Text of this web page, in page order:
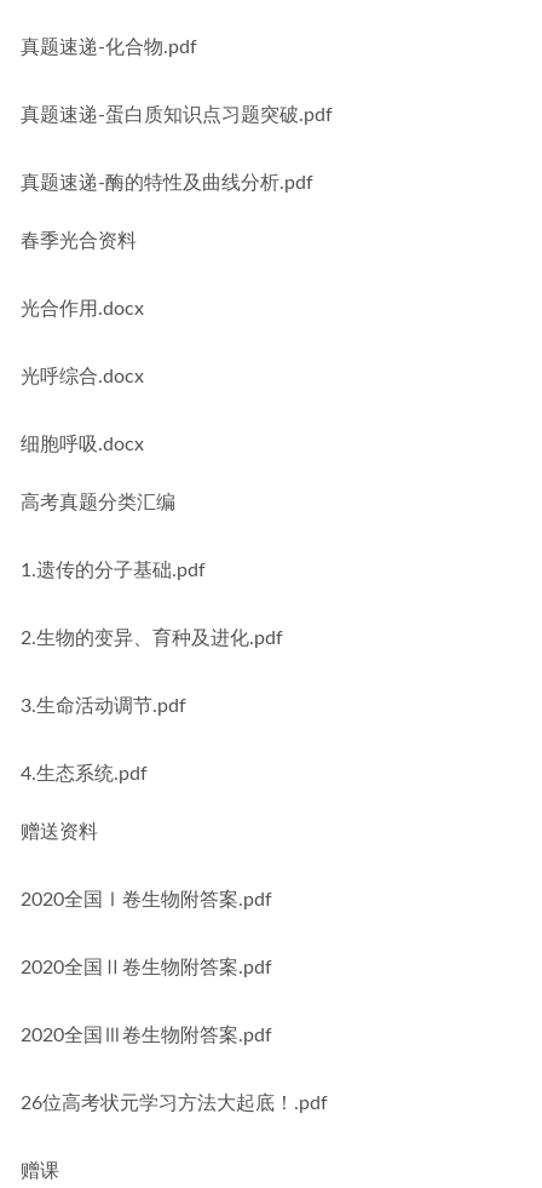
真题速递-化合物.pdf
真题速递-蛋白质知识点习题突破.pdf
真题速递-酶的特性及曲线分析.pdf
春季光合资料
光合作用.docx
光呼综合.docx
细胞呼吸.docx
高考真题分类汇编
1.遗传的分子基础.pdf
2.生物的变异、育种及进化.pdf
3.生命活动调节.pdf
4.生态系统.pdf
赠送资料
2020全国Ⅰ卷生物附答案.pdf
2020全国Ⅱ卷生物附答案.pdf
2020全国Ⅲ卷生物附答案.pdf
26位高考状元学习方法大起底！.pdf
赠课